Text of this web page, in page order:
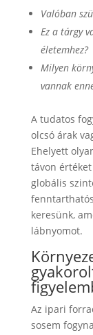
Valóban
Ez a tárgy
életemhez?
Milyen
vannak
A tudatos
olcsó árak
Ehelyett
távon
globális
keresünk,
lábnyomot.
Az ipari
sosem